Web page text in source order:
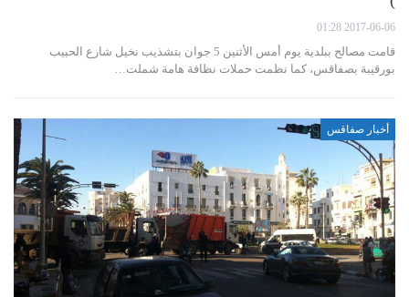
2017-06-06 01:28
قامت مصالح ببلدية يوم أمس الأثنين 5 جوان بتشذيب نخيل شارع الحبيب
بورقيبة بصفاقس، كما نظمت حملات نظافة هامة شملت…
أخبار صفاقس